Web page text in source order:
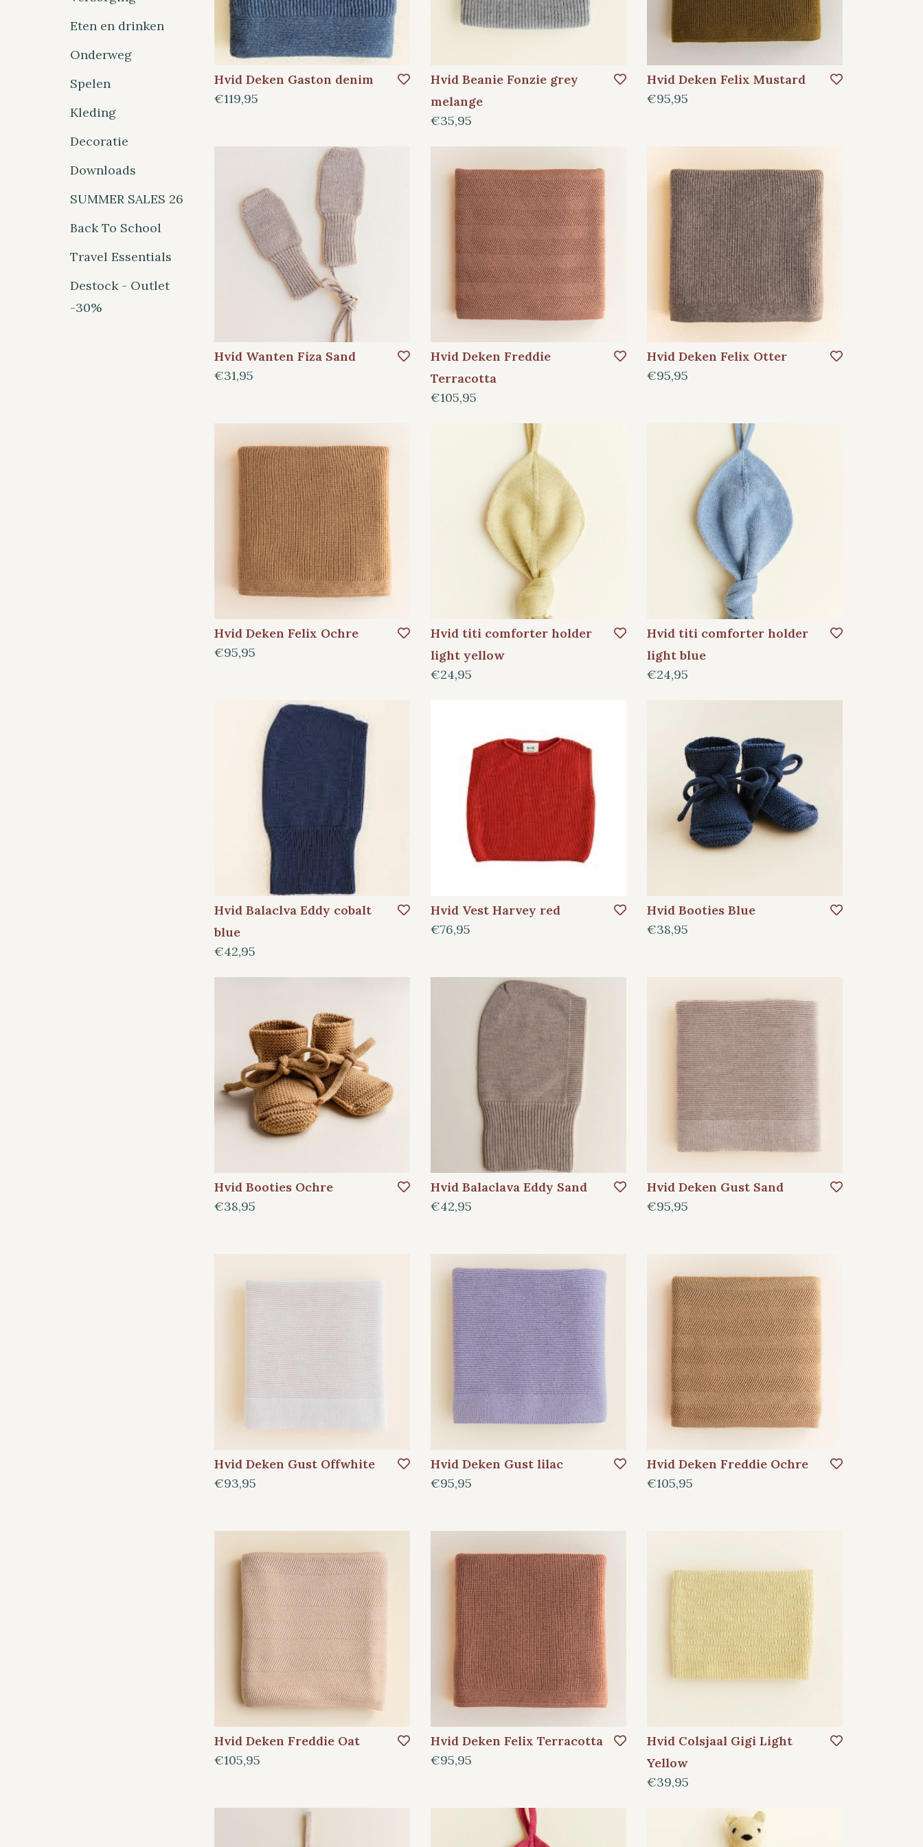
Eten en drinken
Onderweg
Spelen
Kleding
Decoratie
Downloads
SUMMER SALES 26
Back To School
Travel Essentials
Destock - Outlet
-30%
Hvid Deken Gaston denim
€119,95
Hvid Beanie Fonzie grey
melange
€35,95
Hvid Deken Felix Mustard
€95,95
Hvid Wanten Fiza Sand
€31,95
Hvid Deken Freddie
Terracotta
€105,95
Hvid Deken Felix Otter
€95,95
Hvid Deken Felix Ochre
€95,95
Hvid titi comforter holder
light yellow
€24,95
Hvid titi comforter holder
light blue
€24,95
Hvid Balaclva Eddy cobalt
blue
€42,95
Hvid Vest Harvey red
€76,95
Hvid Booties Blue
€38,95
Hvid Booties Ochre
€38,95
Hvid Balaclava Eddy Sand
€42,95
Hvid Deken Gust Sand
€95,95
Hvid Deken Gust Offwhite
€93,95
Hvid Deken Gust lilac
€95,95
Hvid Deken Freddie Ochre
€105,95
Hvid Deken Freddie Oat
€105,95
Hvid Deken Felix Terracotta
€95,95
Hvid Colsjaal Gigi Light
Yellow
€39,95